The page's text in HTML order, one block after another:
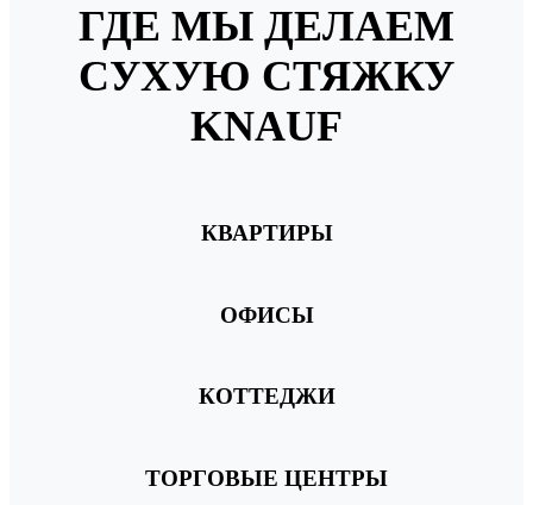
ГДЕ МЫ ДЕЛАЕМ
СУХУЮ СТЯЖКУ
KNAUF
КВАРТИРЫ
ОФИСЫ
КОТТЕДЖИ
ТОРГОВЫЕ ЦЕНТРЫ